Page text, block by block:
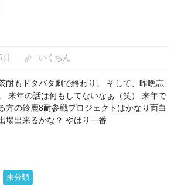
いくちん
耐もドタバタ劇で終わり。 そして、昨晩忘
来年の話は何もしてないなぁ（笑） 来年で
方の鈴鹿8耐参戦プロジェクトはかなり面白
場出来るかな？ やはり一番
未分類